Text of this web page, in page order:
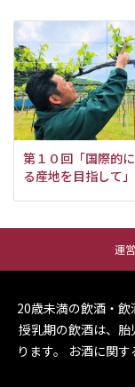
第１０回「国際的
る産地を目指して」
運
20歳未満の飲酒・飲
授乳期の飲酒は、
ります。
お酒に関